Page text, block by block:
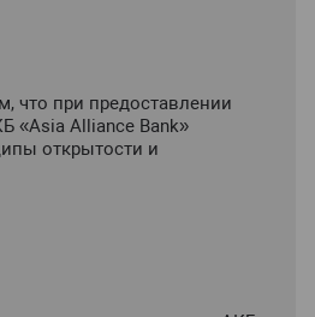
что при предоставлении
«Asia Alliance Bank»
открытости и